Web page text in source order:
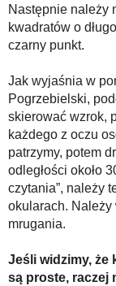
Następnie należy
kwadratów o
czarny punkt.
Jak wyjaśnia w
Pogrzebielski,
skierować wzrok,
każdego z oczu
patrzymy, potem
odległości około
czytania”, należy
okularach. Należy
mrugania.
Jeśli widzimy, że
są proste, raczej